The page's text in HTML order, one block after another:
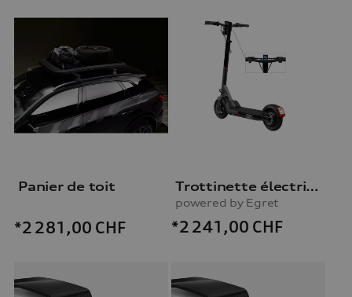
Panier de toit
*2 281,00 CHF
Trottinette électrique Audi
powered by Egret
*2 241,00 CHF